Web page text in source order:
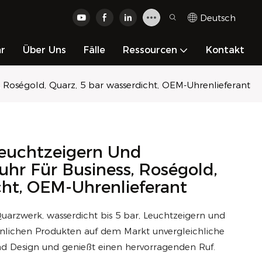
Deutsch
Über Uns Fälle Ressourcen Kontakt
Quarz, 5 bar wasserdicht, OEM-Uhrenlieferant
Und
Für Business, Roségold,
OEM-Uhrenlieferant
wasserdicht bis 5 bar, Leuchtzeigern und
Produkten auf dem Markt unvergleichliche
Design und genießt einen hervorragenden Ruf.